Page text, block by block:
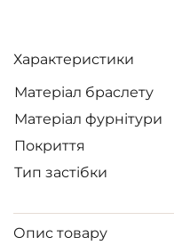
Характеристики
Матеріал браслету
Матеріал фурнітури
Покриття
Тип застібки
Опис товару